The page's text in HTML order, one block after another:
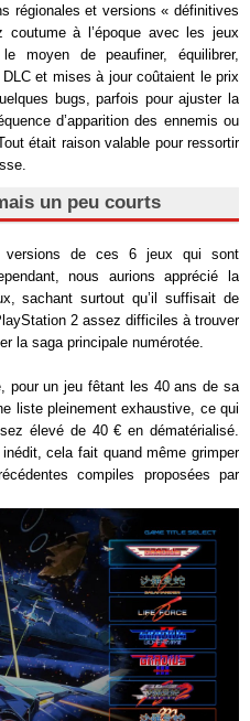
régionales et versions « définitives
à l’époque avec les jeux
moyen de peaufiner, équilibrer,
et mises à jour coûtaient le prix
bugs, parfois pour ajuster la
d’apparition des ennemis ou
était raison valable pour ressortir
un peu courts
de ces 6 jeux qui sont
nous aurions apprécié la
sachant surtout qu’il suffisait de
2 assez difficiles à trouver
la saga principale numérotée.
pour un jeu fêtant les 40 ans de sa
liste pleinement exhaustive, ce qui
élevé de 40 € en dématérialisé.
cela fait quand même grimper
compiles proposées par